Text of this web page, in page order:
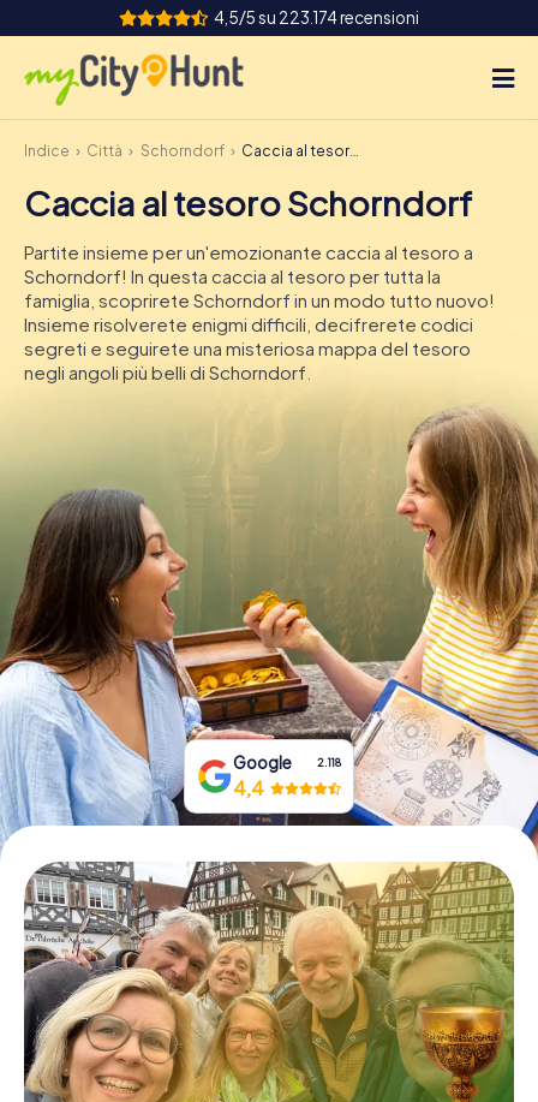
4,5/5 su 223.174 recensioni
Come funziona
Città
Tour
Team Building
Biglietti
DE
IE
IT
Prenota Biglietti
Acquista i Voucher
Indice Città Schorndorf Caccia al tesoro Schorndorf
Caccia al tesoro Schorndorf
Partite insieme per un'emozionante caccia al tesoro a
Schorndorf! In questa caccia al tesoro per tutta la
famiglia, scoprirete Schorndorf in un modo tutto nuovo!
Insieme risolverete enigmi difficili, decifrerete codici
segreti e seguirete una misteriosa mappa del tesoro
negli angoli più belli di Schorndorf.
Google 2.118
4,4